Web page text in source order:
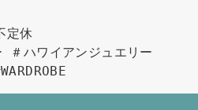
休
＃ハワイアンジュエリー